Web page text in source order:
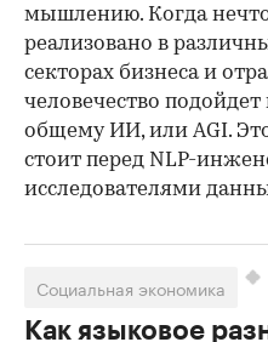
мышлению. Когда
реализовано в
секторах бизнеса и
человечество
общему ИИ, или AGI.
стоит перед NLP-
исследователями
Как языковое
Социальная экономика